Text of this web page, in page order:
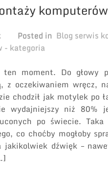
komputerów
Posted in Blog serwis
- kategoria
ten moment. Do głowy
z oczekiwaniem wręcz,
chodził jak motylek po
wydajniejszy niż 80%
po świecie.
co choćby mogłoby
jakikolwiek dźwięk –